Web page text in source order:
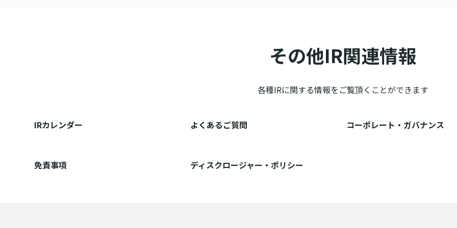
その他IR関連情報
各種IRに関する情報をご覧頂くことができます
IRカレンダー よくあるご質問 コーポレート・ガバナンス
免責事項 ディスクロージャー・ポリシー